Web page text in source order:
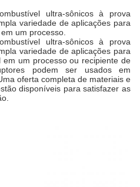
ultra-sônicos à prova
variedade de aplicações para
um processo.
ultra-sônicos à prova
variedade de aplicações para
um processo ou recipiente de
podem ser usados em
oferta completa de materiais e
disponíveis para satisfazer as